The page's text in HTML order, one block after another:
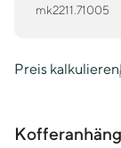
mk2211.71005
Preis kalkulieren